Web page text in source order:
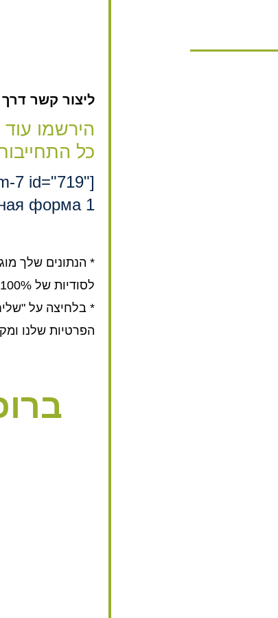
ליצור קשר דרך
הירשמו
כל
7 id="719"
форма 1"]
* הנתונים שלך
לסודיות של 100%.
* בלחיצה על
הפרטיות שלנו